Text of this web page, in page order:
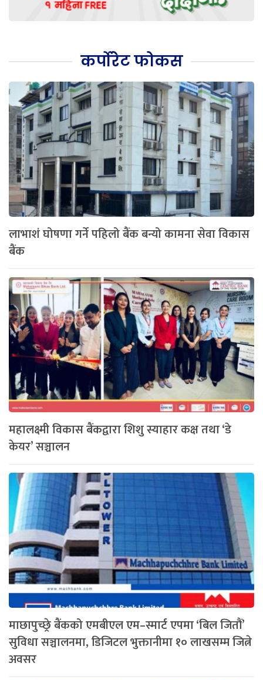
कर्पोरेट फोकस
लाभाशं घोषणा गर्ने पहिलो बैंक बन्यो कामना सेवा विकास
बैंक
महालक्ष्मी विकास बैंकद्वारा शिशु स्याहार कक्ष तथा ‘डे
केयर’ सञ्चालन
माछापुच्छ्रे बैंकको एमबीएल एम–स्मार्ट एपमा ‘बिल जितौं’
सुविधा सञ्चालनमा, डिजिटल भुक्तानीमा १० लाखसम्म जित्ने
अवसर